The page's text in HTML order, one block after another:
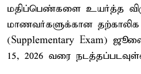
மதிப்பெண்களை உயர்த்த
மாணவர்களுக்கான
(Supplementary Exam)
15, 2026 வரை